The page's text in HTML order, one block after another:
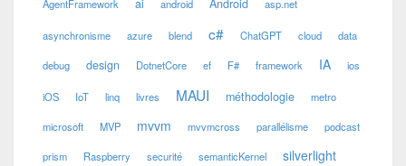
AgentFramework ai android Android asp.net
asynchronisme azure blend c# ChatGPT cloud data
debug design DotnetCore ef F# framework IA ios
iOS IoT linq livres MAUI méthodologie metro
microsoft MVP mvvm mvvmcross parallélisme podcast
prism Raspberry securité semanticKernel silverlight